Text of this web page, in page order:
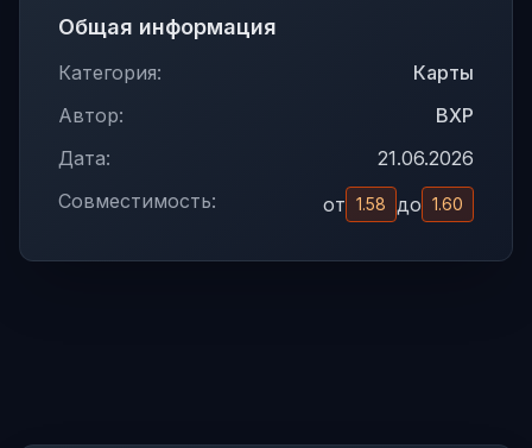
Общая информация
Категория:
Карты
Автор:
BXP
Дата:
21.06.2026
Совместимость:
от 1.58 до 1.60